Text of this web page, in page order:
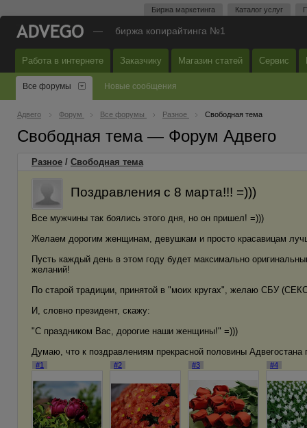
Биржа маркетинга Каталог услуг
— биржа копирайтинга №1
Работа в интернете Заказчику Магазин статей Сервис
Все форумы Новые сообщения
Адвего Форум Все форумы Разное Свободная тема
Свободная тема — Форум Адвего
Разное / Свободная тема
Поздравления с 8 марта!!! =)))
Все мужчины так боялись этого дня, но он пришел! =)))
Желаем дорогим женщинам, девушкам и просто красавицам
Пусть каждый день в этом году будет максимально
желаний!
По старой традиции, принятой в "моих кругах", желаю СБУ
И, словно президент, скажу:
"С праздником Вас, дорогие наши женщины!" =)))
Думаю, что к поздравлениям прекрасной половины
#1 #2 #3 #4